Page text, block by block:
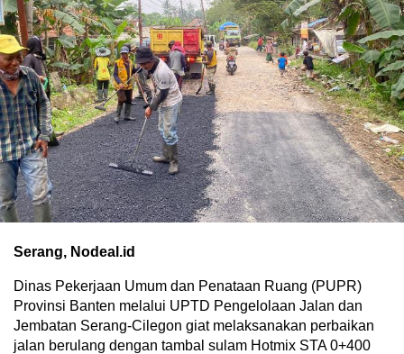
Serang, Nodeal.id
Dinas Pekerjaan Umum dan Penataan Ruang (PUPR)
Provinsi Banten melalui UPTD Pengelolaan Jalan dan
Jembatan Serang-Cilegon giat melaksanakan perbaikan
jalan berulang dengan tambal sulam Hotmix STA 0+400